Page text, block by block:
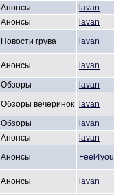
Анонсы
lavan
Анонсы
lavan
Новости грува lavan
Анонсы
lavan
Обзоры
lavan
Обзоры вечеринок
lavan
Обзоры
lavan
Анонсы
lavan
Анонсы Feel4you
Анонсы
lavan